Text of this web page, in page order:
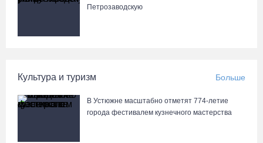
Петрозаводскую
Культура и туризм Больше
В Устюжне масштабно отметят 774-летие
города фестивалем кузнечного мастерства